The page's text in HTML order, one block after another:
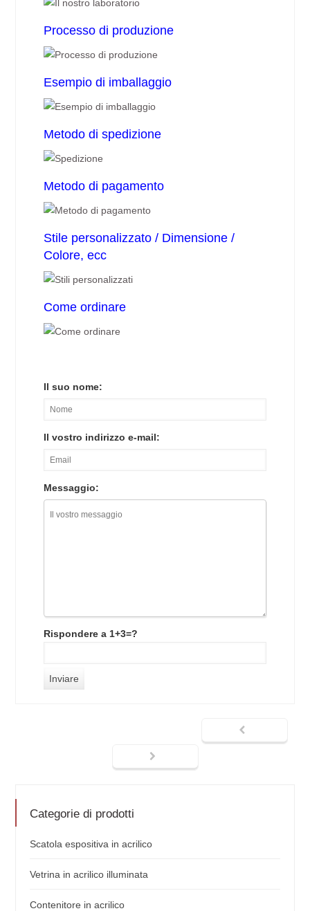
Processo di produzione
Esempio di imballaggio
Metodo di spedizione
Metodo di pagamento
Stile personalizzato / Dimensione /
Colore, ecc
Come ordinare
Il suo nome:
Il vostro indirizzo e-mail:
Messaggio:
Rispondere a 1+3=?
Categorie di prodotti
Scatola espositiva in acrilico
Vetrina in acrilico illuminata
Contenitore in acrilico